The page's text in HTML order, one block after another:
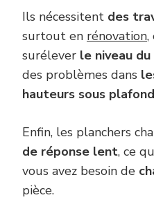
Ils nécessitent des
surtout en rénovation,
surélever le niveau
des problèmes dans
hauteurs sous
Enfin, les planchers
de réponse lent, ce
vous avez besoin de
pièce.